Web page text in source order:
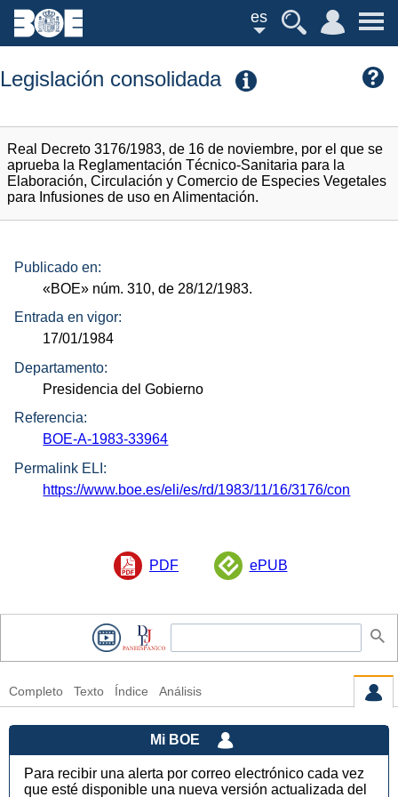
es
Legislación consolidada
Real Decreto 3176/1983, de 16 de noviembre, por el que se
aprueba la Reglamentación Técnico-Sanitaria para la
Elaboración, Circulación y Comercio de Especies Vegetales
para Infusiones de uso en Alimentación.
Publicado en:
«BOE» núm. 310, de 28/12/1983.
Entrada en vigor:
17/01/1984
Departamento:
Presidencia del Gobierno
Referencia:
BOE-A-1983-33964
Permalink ELI:
https://www.boe.es/eli/es/rd/1983/11/16/3176/con
PDF ePUB
Completo Texto Índice Análisis
Mi BOE
Para recibir una alerta por correo electrónico cada vez
que esté disponible una nueva versión actualizada del